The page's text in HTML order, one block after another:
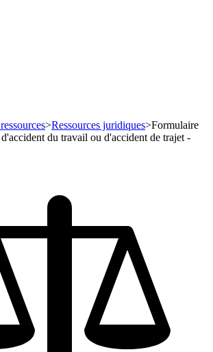
>Ressources juridiques>Formulaire
du travail ou d'accident de trajet -